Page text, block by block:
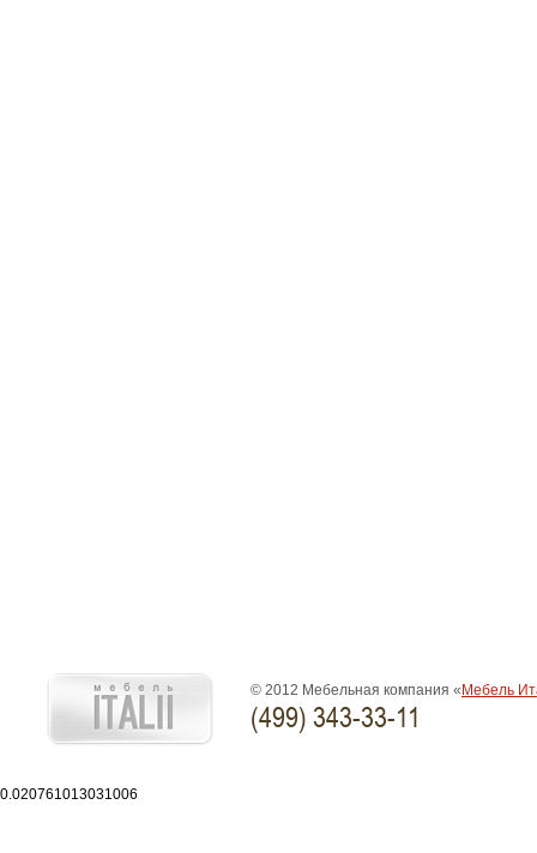
© 2012 Мебельная компания « Мебель
(499) 343-33-11
0.020761013031006